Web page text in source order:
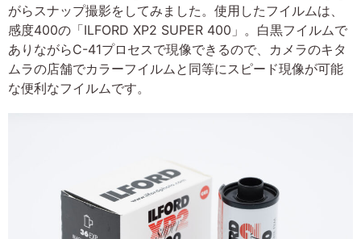
がらスナップ撮影をしてみました。使用したフイルムは、
感度400の「ILFORD XP2 SUPER 400」。白黒フイルムで
ありながらC-41プロセスで現像できるので、カメラのキタ
ムラの店舗でカラーフイルムと同等にスピード現像が可能
な便利なフイルムです。